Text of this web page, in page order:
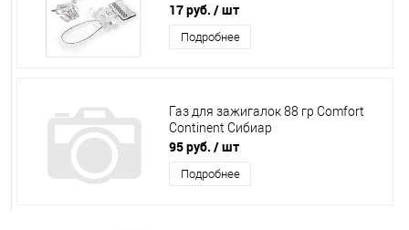
17 руб. / шт
Подробнее
Газ для зажигалок 88 гр Comfort
Continent Сибиар
95 руб. / шт
Подробнее